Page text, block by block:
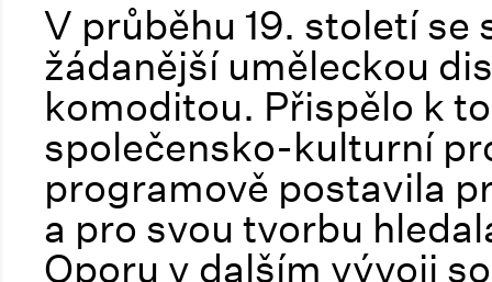
V průběhu 19. století
žádanější uměleckou
komoditou. Přispělo k
společensko-kulturní
programově postavila
a pro svou tvorbu
Oporu v dalším vývoji